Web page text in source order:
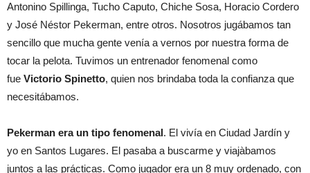
Antonino Spillinga, Tucho Caputo, Chiche Sosa, Horacio Cordero
y José Néstor Pekerman, entre otros. Nosotros jugábamos tan
sencillo que mucha gente venía a vernos por nuestra forma de
tocar la pelota. Tuvimos un entrenador fenomenal como
fue Victorio Spinetto, quien nos brindaba toda la confianza que
necesitábamos.
Pekerman era un tipo fenomenal. El vivía en Ciudad Jardín y
yo en Santos Lugares. El pasaba a buscarme y viajàbamos
juntos a las prácticas. Como jugador era un 8 muy ordenado, con